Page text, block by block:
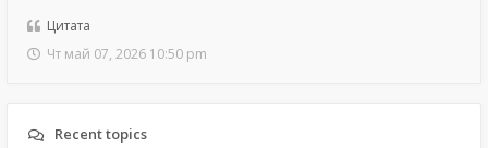
Цитата
Чт май 07, 2026 10:50 pm
Recent topics